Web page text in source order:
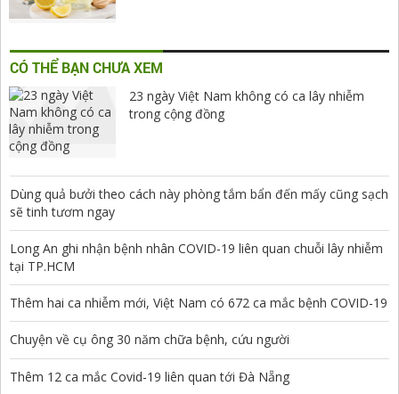
CÓ THỂ BẠN CHƯA XEM
23 ngày Việt Nam không có ca lây nhiễm
trong cộng đồng
Dùng quả bưởi theo cách này phòng tắm bẩn đến mấy cũng sạch
sẽ tinh tươm ngay
Long An ghi nhận bệnh nhân COVID-19 liên quan chuỗi lây nhiễm
tại TP.HCM
Thêm hai ca nhiễm mới, Việt Nam có 672 ca mắc bệnh COVID-19
Chuyện về cụ ông 30 năm chữa bệnh, cứu người
Thêm 12 ca mắc Covid-19 liên quan tới Đà Nẵng